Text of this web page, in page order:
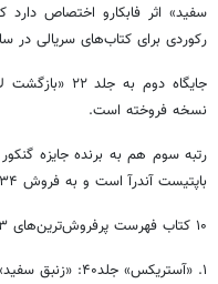
رکوردی برای کتاب‌های سریالی
نسخه فروخته است.
باپتیست آندرآ است و به فروش ۴۳۴ هزار نسخه رسید.
۱۰ کتاب فهرست پرفروش‌ترین‌های ۲۰۲۳ عبارتند از:
۱. «آستریکس» جلد۴۰: «زنبق سفید» نوشته فابکارو